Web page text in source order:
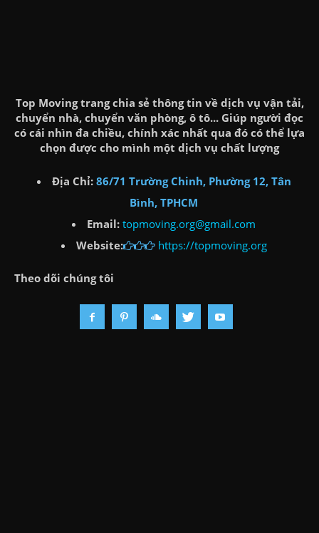
Top Moving trang chia sẻ thông tin về dịch vụ vận tải,
chuyển nhà, chuyển văn phòng, ô tô... Giúp người đọc
có cái nhìn đa chiều, chính xác nhất qua đó có thể lựa
chọn được cho mình một dịch vụ chất lượng
Địa Chỉ: 86/71 Trường Chinh, Phường 12, Tân
Bình, TPHCM
Email: topmoving.org@gmail.com
Website:
https://topmoving.org
Theo dõi chúng tôi